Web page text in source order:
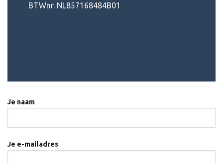
BTWnr. NL857168484B01
Je naam
Je e-mailadres